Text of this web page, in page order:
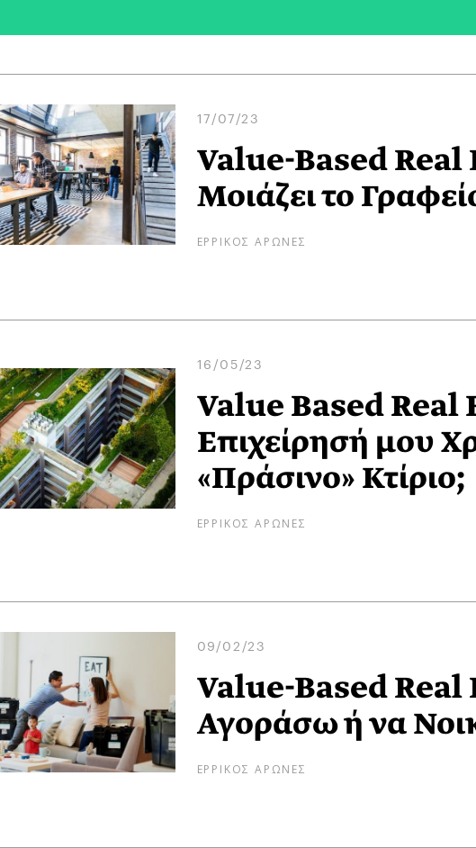
17/07/23
Value-Based
Μοιάζει το
ΕΡΡΙΚΟΣ ΑΡΩΝΕΣ
16/05/23
Value Based Real
Επιχείρησή μου
«Πράσινο» Κτίριο;
ΕΡΡΙΚΟΣ ΑΡΩΝΕΣ
09/02/23
Value-Based
Αγοράσω ή να
ΕΡΡΙΚΟΣ ΑΡΩΝΕΣ